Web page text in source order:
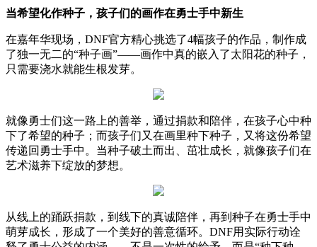
当希望化作种子，孩子们的画作在勇士手中新生
在嘉年华现场，DNF官方精心挑选了4幅孩子的作品，制作成
了独一无二的“种子画”——画作中真的嵌入了太阳花的种子，
只需要浇水就能生根发芽。
就像勇士们这一路上的善举，通过捐款和陪伴，在孩子心中种
下了希望的种子；而孩子们又在画里种下种子，又将这份希望
传递回勇士手中。当种子破土而出、茁壮成长，就像孩子们在
艺术滋养下绽放的梦想。
从线上的踊跃捐款，到线下的真诚陪伴，再到种子在勇士手中
萌芽成长，形成了一个美好的善意循环。DNF用实际行动诠